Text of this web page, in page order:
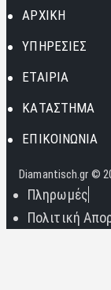
ΑΡΧΙΚΗ
ΥΠΗΡΕΣΙΕΣ
ΕΤΑΙΡΙΑ
ΚΑΤΑΣΤΗΜΑ
ΕΠΙΚΟΙΝΩΝΙΑ
Diamantisch.gr ©
Πληρωμές
Πολιτική